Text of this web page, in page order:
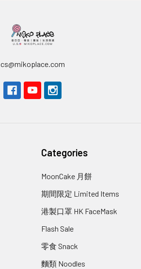
cs@mikoplace.com
Categories
MoonCake 月餅
期間限定 Limited Items
港製口罩 HK FaceMask
Flash Sale
零食 Snack
麵類 Noodles